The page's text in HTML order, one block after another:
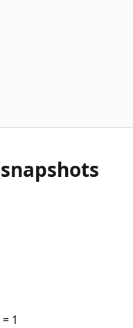
1